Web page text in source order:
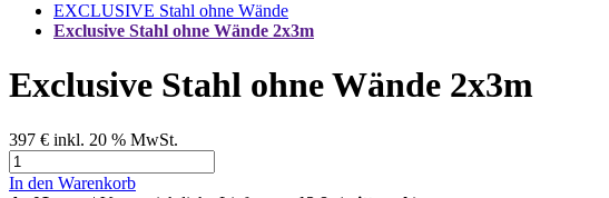
EXCLUSIVE Stahl ohne Wände
Exclusive Stahl ohne Wände 2x3m
Exclusive Stahl ohne Wände 2x3m
397 € inkl. 20 % MwSt.
In den Warenkorb